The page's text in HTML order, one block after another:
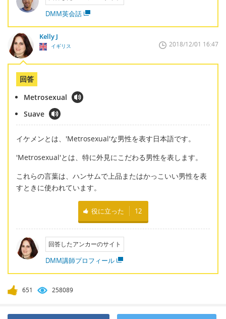
DMM英会話
Kelly J
イギリス 2018/12/01 16:47
回答
Metrosexual
Suave
イケメンとは、'Metrosexual'な男性を表す日本語です。
'Metrosexual'とは、特に外見にこだわる男性を表します。
これらの言葉は、ハンサムで上品またはかっこいい男性を表
すときに使われています。
役に立った 12
回答したアンカーのサイト
DMM講師プロフィール
651 258089